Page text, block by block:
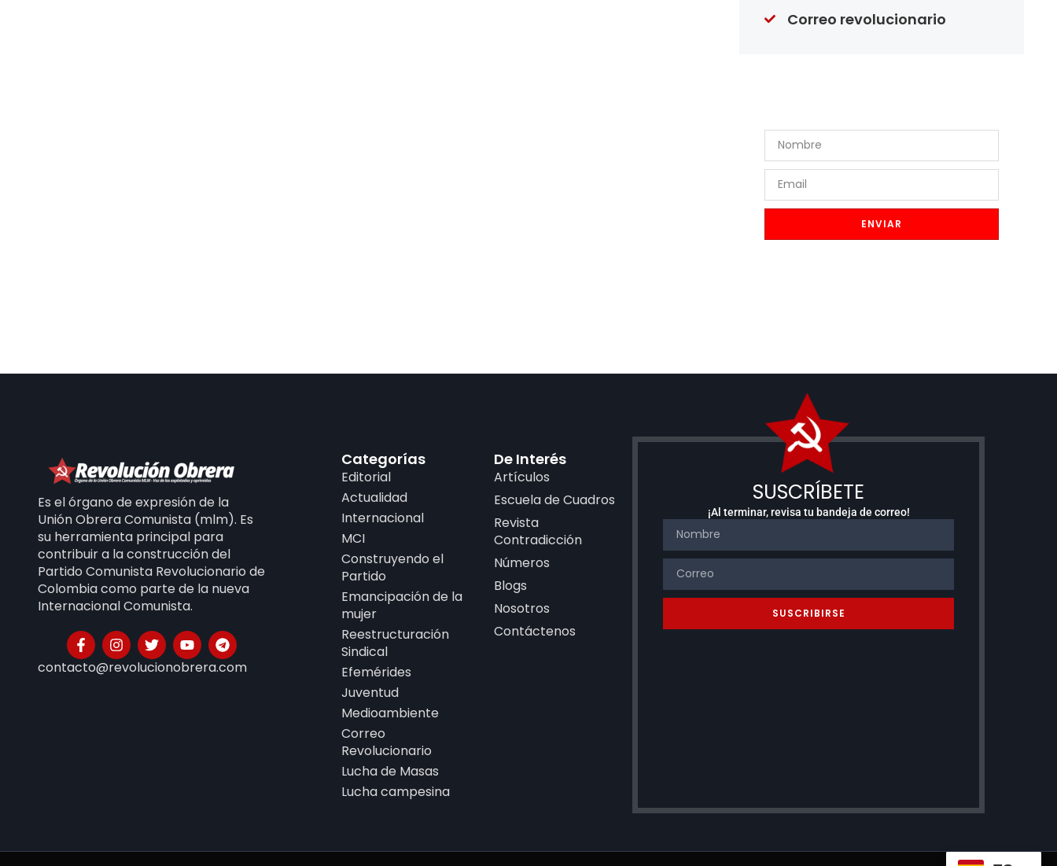
Correo revolucionario
ENVIAR
Es el órgano de expresión de la
Unión Obrera Comunista (mlm). Es
su herramienta principal para
contribuir a la construcción del
Partido Comunista Revolucionario de
Colombia como parte de la nueva
Internacional Comunista.
contacto@revolucionobrera.com
Categorías
Editorial
Actualidad
Internacional
MCI
Construyendo el
Partido
Emancipación de la
mujer
Reestructuración
Sindical
Efemérides
Juventud
Medioambiente
Correo
Revolucionario
Lucha de Masas
Lucha campesina
De Interés
Artículos
Escuela de Cuadros
Revista
Contradicción
Números
Blogs
Nosotros
Contáctenos
SUSCRÍBETE
¡Al terminar, revisa tu bandeja de correo!
SUSCRIBIRSE